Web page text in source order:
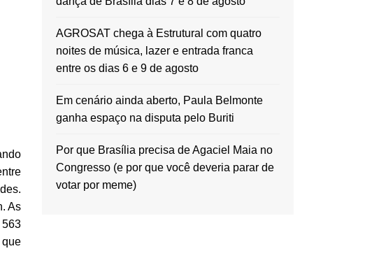
As
que
AGROSAT chega à Estrutural com quatro
noites de música, lazer e entrada franca
entre os dias 6 e 9 de agosto
Em cenário ainda aberto, Paula Belmonte
ganha espaço na disputa pelo Buriti
Por que Brasília precisa de Agaciel Maia no
Congresso (e por que você deveria parar de
votar por meme)